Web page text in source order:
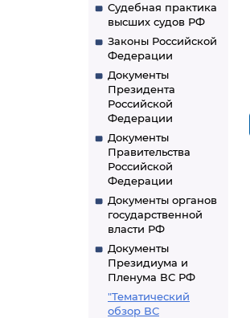
Судебная практика
высших судов РФ
Законы Российской
Федерации
Документы
Президента
Российской
Федерации
Документы
Правительства
Российской
Федерации
Документы органов
государственной
власти РФ
Документы
Президиума и
Пленума ВС РФ
"Тематический
обзор ВС